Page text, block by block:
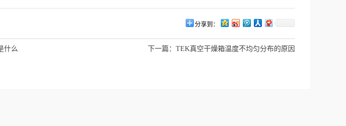
分享到：
什么 下一篇： TEK真空干燥箱温度不均匀分布的原因